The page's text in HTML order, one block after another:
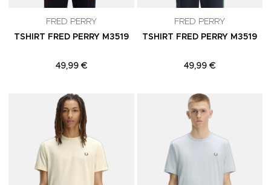
FRED PERRY
TSHIRT FRED PERRY M3519
49,99 €
FRED PERRY
TSHIRT FRED PERRY M3519
49,99 €
Adicionar aos Favoritos